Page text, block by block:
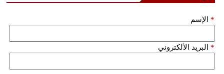
الإسم *
البريد الألكتروني *